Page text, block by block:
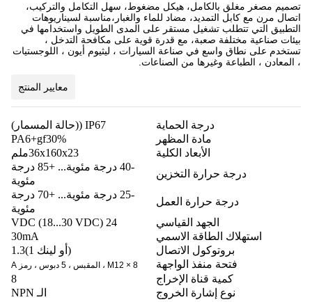
تصميم مصغر مغلق بالكامل، هيكل مضغوط، سهل التكامل والتركيب،
اتصال مرن مع كابل التمديد، مضاد للماء والغبار،مناسبة لسيناريوهات
التطبيق التي تتطلب تشغيل مستقر على المدى الطويل واستخدامها في
بيئات صناعية مختلفة صعبة، مع قدرة قوية على مكافحة التدخل ،
تستخدم على نطاق واسع في صناعة السيارات ، ليثيوم أيون ، اللوجستيات
، المعادن ، الطباعة وغيرها من الصناعات.
معايير المنتج
درجة الحماية
IP67 ((حالة المسمار)
مادة المظهر
PA6+gf30%
الأبعاد الكلية
36x160x23ملم
درجة حرارة التخزين
-40 درجة مئوية... +85 درجة
مئوية
درجة حرارة العمل
-25 درجة مئوية... +70 درجة
مئوية
الجهد القياسي
24 VDC (18...30 VDC)
استهلاك الطاقة الاسمي
30mA
بروتوكول الاتصال
(أو لينك 1)1.3
فتحة منفذ الواجهة
كمية قناة الإخراج
8
نوع إشارة الخروج
الـ NPN